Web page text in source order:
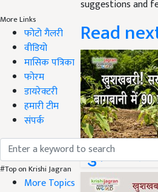
More Links
फोटो गैलरी
वीडियो
मासिक पत्रिका
फोरम
डायरेक्टरी
हमारी टीम
संपर्क
#Top on Krishi Jagran
More Topics
suggestions and
Read
खुशखबरी!